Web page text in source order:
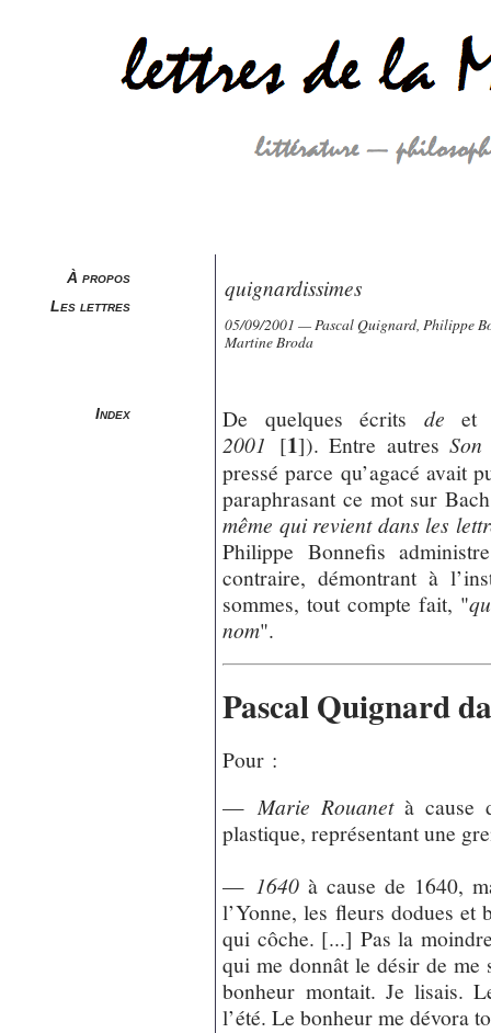
À propos
Les lettres
Index
quignardissimes
05/09/2001 — Pascal Quignard, Philippe
Martine Broda
De quelques écrits de
2001 [1]). Entre autres
pressé parce qu’agacé avait
paraphrasant ce mot sur
même qui revient dans les
Philippe Bonnefis
contraire, démontrant à
sommes, tout compte fait, "
nom".
Pascal Quignard
Pour :
—Marie Rouanetà cause
plastique, représentant une
— 1640 à cause de 1640,
l’Yonne, les fleurs dodues et
qui côche. [...] Pas la
qui me donnât le désir de me
bonheur montait. Je lisais.
l’été. Le bonheur me dévora